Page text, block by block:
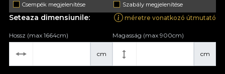
Csempék megjelenítése
Szabály megjelenítése
Seteaza dimensiunile: méretre vonatkozó útmutató
cm
Hossz (max 1664cm)
cm
Magasság (max 900cm)